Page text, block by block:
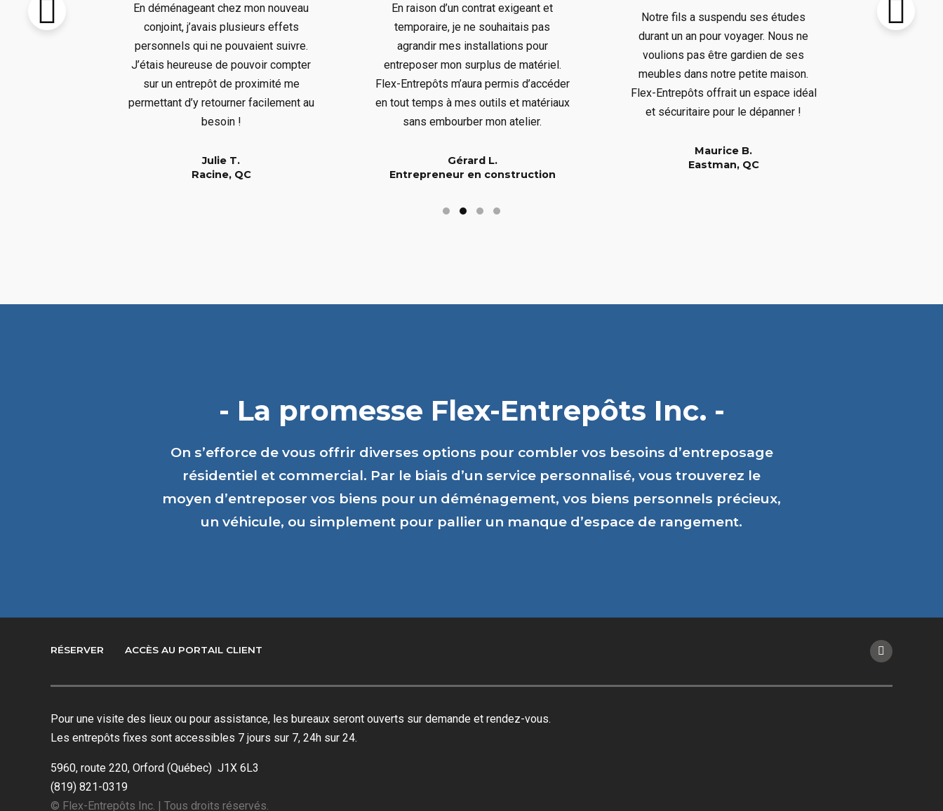
livré avant
En déménageant chez mon nouveau
conjoint, j’avais plusieurs effets
personnels qui ne pouvaient suivre.
J’étais heureuse de pouvoir compter
sur un entrepôt de proximité me
permettant d’y retourner facilement au
besoin !
Julie T.
Racine, QC
En raison d’un contrat exigeant et
temporaire, je ne souhaitais pas
agrandir mes installations pour
entreposer mon surplus de matériel.
Flex-Entrepôts m’aura permis d’accéder
en tout temps à mes outils et matériaux
sans embourber mon atelier.
Gérard L.
Entrepreneur en construction
Notre fils a suspendu ses études
durant un an pour voyager. Nous ne
voulions pas être gardien de ses
meubles dans notre petite maison.
Flex-Entrepôts offrait un espace idéal
et sécuritaire pour le dépanner !
Maurice B.
Eastman, QC
le prochain
- La promesse Flex-Entrepôts Inc. -
On s’efforce de vous offrir diverses options pour combler vos besoins d’entreposage
résidentiel et commercial. Par le biais d’un service personnalisé, vous trouverez le
moyen d’entreposer vos biens pour un déménagement, vos biens personnels précieux,
un véhicule, ou simplement pour pallier un manque d’espace de rangement.
RÉSERVER ACCÈS AU PORTAIL CLIENT
Pour une visite des lieux ou pour assistance, les bureaux seront ouverts sur demande et rendez-vous.
Les entrepôts fixes sont accessibles 7 jours sur 7, 24h sur 24.
5960, route 220, Orford (Québec) J1X 6L3
(819) 821-0319
© Flex-Entrepôts Inc. | Tous droits réservés.